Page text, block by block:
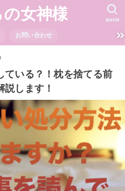
の女神様
お問い合わせ
SEARCH
ている？！枕を捨てる前
します！